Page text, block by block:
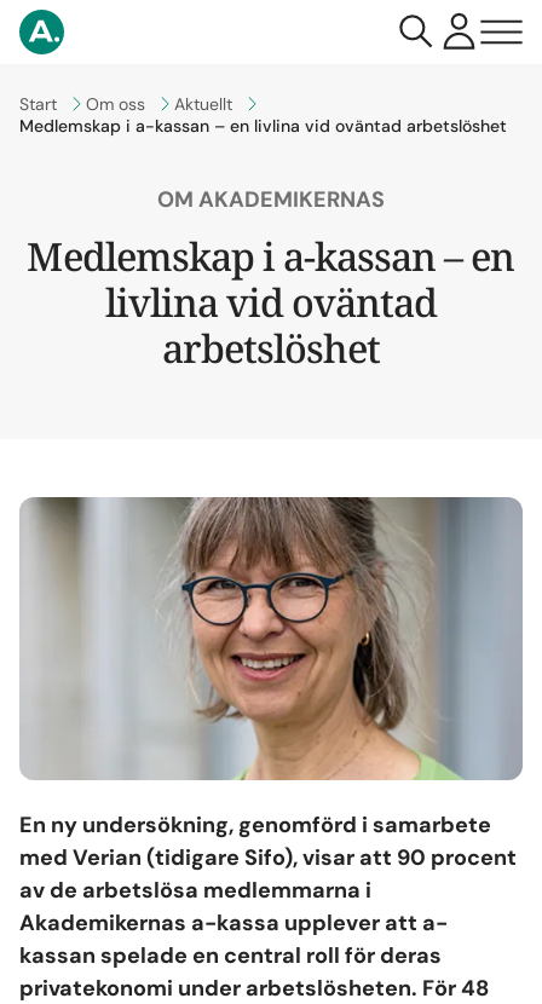
Gå till
Start Gå till
Om oss Gå till
Aktuellt
Medlemskap i a-kassan – en livlina vid oväntad arbetslöshet
OM AKADEMIKERNAS
Medlemskap i a-kassan – en
livlina vid oväntad
arbetslöshet
En ny undersökning, genomförd i samarbete
med Verian (tidigare Sifo), visar att 90 procent
av de arbetslösa medlemmarna i
Akademikernas a-kassa upplever att a-
kassan spelade en central roll för deras
privatekonomi under arbetslösheten. För 48